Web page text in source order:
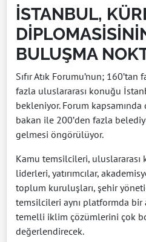
İSTANBUL,
BULUŞMA
Sıfır Atık Forumu’nun;
fazla uluslararası konuğu
bekleniyor. Forum
bakan ile 200’den fazla
gelmesi öngörülüyor.
Kamu temsilcileri, uluslararası
liderleri, yatırımcılar,
toplum kuruluşları, şehir
temsilcileri aynı platformda bir
temelli iklim çözümlerini çok
değerlendirecek.